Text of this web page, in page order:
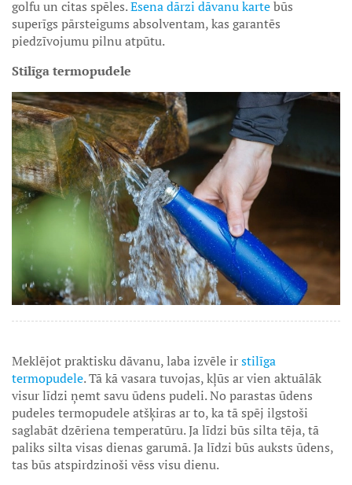
golfu un citas spēles.Esena dārzi dāvanu kartebūs
superīgs pārsteigums absolventam, kas garantēs
piedzīvojumu pilnu atpūtu.
Stilīga termopudele
Meklējot praktisku dāvanu, laba izvēle irstilīga
termopudele. Tā kā vasara tuvojas, kļūs ar vien aktuālāk
visur līdzi ņemt savu ūdens pudeli. No parastas ūdens
pudeles termopudele atšķiras ar to, ka tā spēj ilgstoši
saglabāt dzēriena temperatūru. Ja līdzi būs silta tēja, tā
paliks silta visas dienas garumā. Ja līdzi būs auksts ūdens,
tas būs atspirdzinoši vēss visu dienu.